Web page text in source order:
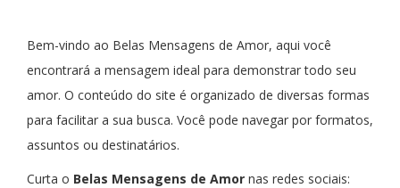
Bem-vindo ao Belas Mensagens de Amor, aqui você
encontrará a mensagem ideal para demonstrar todo seu
amor. O conteúdo do site é organizado de diversas formas
para facilitar a sua busca. Você pode navegar por formatos,
assuntos ou destinatários.
Curta o Belas Mensagens de Amor nas redes sociais: